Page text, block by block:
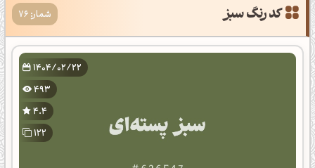
شمار: 76
1404/02/22
493
4.4
122